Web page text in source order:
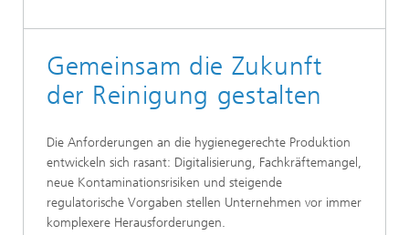
Gemeinsam die Zukunft
der Reinigung gestalten
Die Anforderungen an die hygienegerechte Produktion
entwickeln sich rasant: Digitalisierung, Fachkräftemangel,
neue Kontaminationsrisiken und steigende
regulatorische Vorgaben stellen Unternehmen vor immer
komplexere Herausforderungen.